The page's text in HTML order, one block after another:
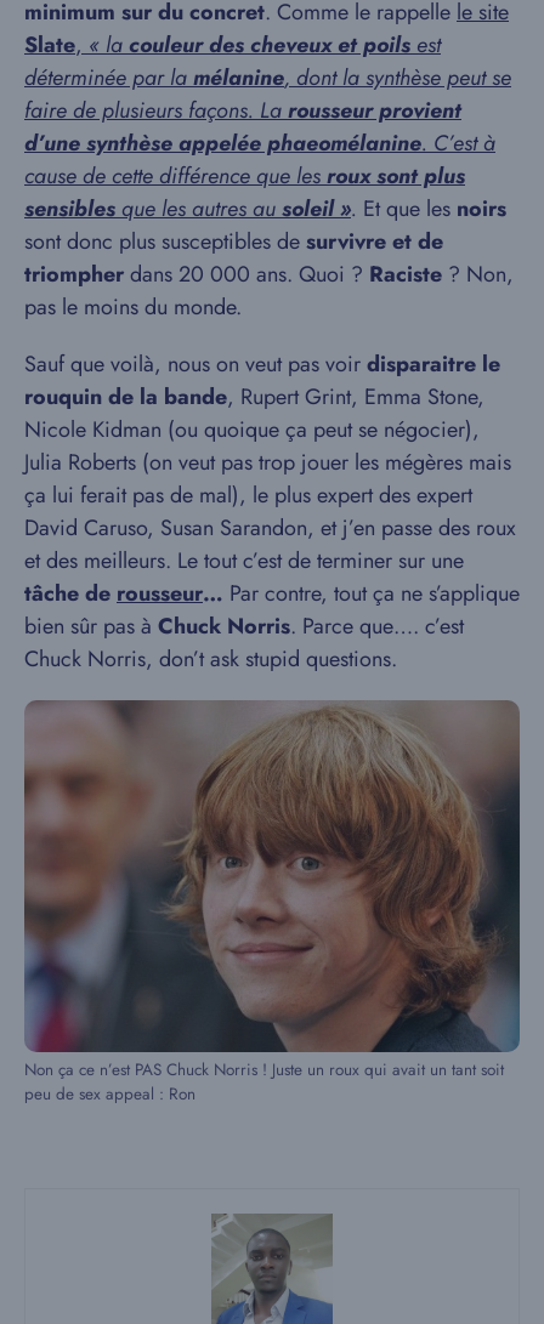
minimum sur du concret. Comme le rappelle le site
Slate, « lacouleur des cheveux et poils est
déterminée par lamélanine, dont la synthèse peut se
faire de plusieurs façons. Larousseur provient
d’une synthèse appelée phaeomélanine. C’est à
cause de cette différence que lesroux sont plus
sensibles que les autres ausoleil ». Et que les noirs
sont donc plus susceptibles desurvivre et de
triompherdans 20 000 ans. Quoi ? Raciste ? Non,
pas le moins du monde.
Sauf que voilà, nous on veut pas voirdisparaitre le
rouquin de la bande, Rupert Grint, Emma Stone,
Nicole Kidman (ou quoique ça peut se négocier),
Julia Roberts (on veut pas trop jouer les mégères mais
ça lui ferait pas de mal), le plus expert des expert
David Caruso, Susan Sarandon, et j’en passe des roux
et des meilleurs. Le tout c’est de terminer sur une
tâche de rousseur… Par contre, tout ça ne s’applique
bien sûr pas à Chuck Norris. Parce que…. c’est
Chuck Norris, don’t ask stupid questions.
Non ça ce n’est PAS Chuck Norris ! Juste un roux qui avait un tant soit
peu de sex appeal : Ron